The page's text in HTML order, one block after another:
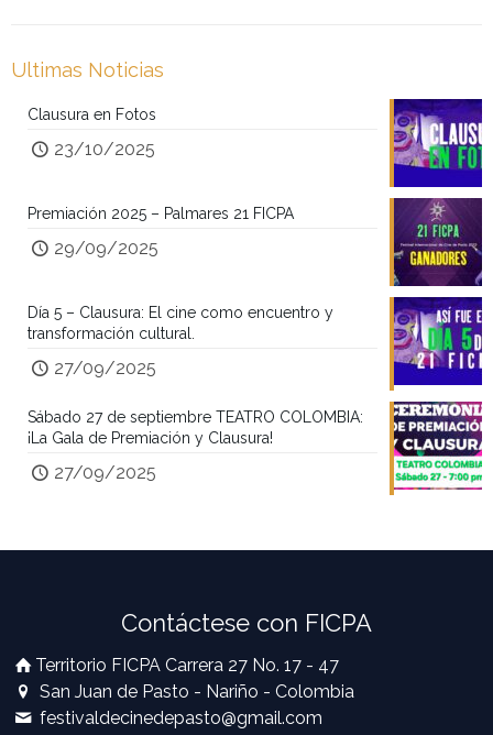
Ultimas Noticias
Clausura en Fotos
23/10/2025
Premiación 2025 – Palmares 21 FICPA
29/09/2025
Día 5 – Clausura: El cine como encuentro y
transformación cultural.
27/09/2025
Sábado 27 de septiembre TEATRO COLOMBIA:
¡La Gala de Premiación y Clausura!
27/09/2025
Contáctese con FICPA
Territorio FICPA Carrera 27 No. 17 - 47
San Juan de Pasto - Nariño - Colombia
festivaldecinedepasto@gmail.com